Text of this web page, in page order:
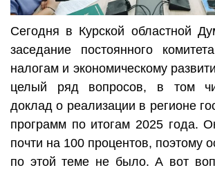
Сегодня в Курской областной
заседание постоянного
налогам и экономическому
целый ряд вопросов, в том
доклад о реализации в регионе
программ по итогам 2025 года.
почти на 100 процентов, поэтому
по этой теме не было. А вот